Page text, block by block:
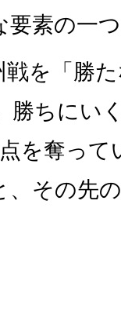
要素の一
を「勝
勝ちにい
を奪って
、その先